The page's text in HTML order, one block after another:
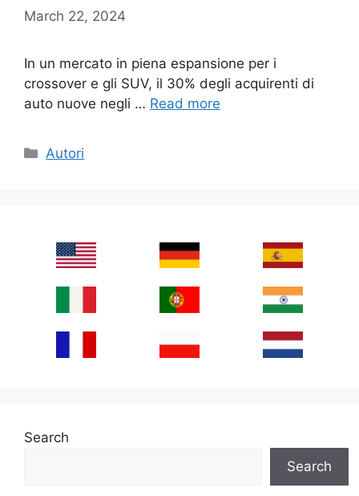
March 22, 2024
In un mercato in piena espansione per i
crossover e gli SUV, il 30% degli acquirenti di
auto nuove negli … Read more
Categories
Autori
Search
Search